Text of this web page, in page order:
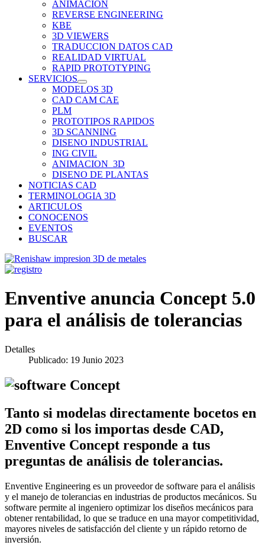
ANIMACION
REVERSE ENGINEERING
KBE
3D VIEWERS
TRADUCCION DATOS CAD
REALIDAD VIRTUAL
RAPID PROTOTYPING
SERVICIOS
MODELOS 3D
CAD CAM CAE
PLM
PROTOTIPOS RAPIDOS
3D SCANNING
DISENO INDUSTRIAL
ING CIVIL
ANIMACION_3D
DISENO DE PLANTAS
NOTICIAS CAD
TERMINOLOGIA 3D
ARTICULOS
CONOCENOS
EVENTOS
BUSCAR
Enventive anuncia Concept 5.0
para el análisis de tolerancias
Detalles
Publicado: 19 Junio 2023
Tanto si modelas directamente bocetos en
2D como si los importas desde CAD,
Enventive Concept responde a tus
preguntas de análisis de tolerancias.
Enventive Engineering es un proveedor de software para el análisis
y el manejo de tolerancias en industrias de productos mecánicos. Su
software permite al ingeniero optimizar los diseños mecánicos para
obtener rentabilidad, lo que se traduce en una mayor competitividad,
mayores niveles de satisfacción del cliente y un rápido retorno de
inversión.